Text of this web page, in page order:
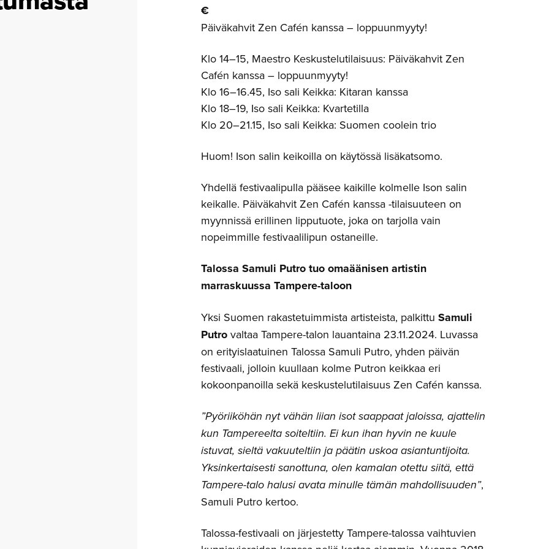
€
Päiväkahvit Zen Cafén kanssa – loppuunmyyty!
Klo 14–15, Maestro Keskustelutilaisuus: Päiväkahvit Zen
Cafén kanssa – loppuunmyyty!
Klo 16–16.45, Iso sali Keikka: Kitaran kanssa
Klo 18–19, Iso sali Keikka: Kvartetilla
Klo 20–21.15, Iso sali Keikka: Suomen coolein trio
Huom! Ison salin keikoilla on käytössä lisäkatsomo.
Yhdellä festivaalipulla pääsee kaikille kolmelle Ison salin
keikalle. Päiväkahvit Zen Cafén kanssa -tilaisuuteen on
myynnissä erillinen lipputuote, joka on tarjolla vain
nopeimmille festivaalilipun ostaneille.
Talossa Samuli Putro tuo omaäänisen artistin
marraskuussa Tampere-taloon
Yksi Suomen rakastetuimmista artisteista, palkittu Samuli
Putro valtaa Tampere-talon lauantaina 23.11.2024. Luvassa
on erityislaatuinen Talossa Samuli Putro, yhden päivän
festivaali, jolloin kuullaan kolme Putron keikkaa eri
kokoonpanoilla sekä keskustelutilaisuus Zen Cafén kanssa.
”Pyöriiköhän nyt vähän liian isot saappaat jaloissa, ajattelin
kun Tampereelta soiteltiin. Ei kun ihan hyvin ne kuule
istuvat, sieltä vakuuteltiin ja päätin uskoa asiantuntijoita.
Yksinkertaisesti sanottuna, olen kamalan otettu siitä, että
Tampere-talo halusi avata minulle tämän mahdollisuuden”,
Samuli Putro kertoo.
Talossa-festivaali on järjestetty Tampere-talossa vaihtuvien